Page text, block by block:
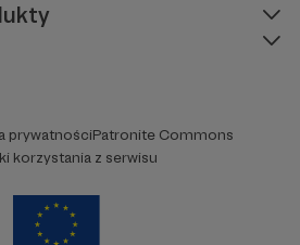
prywatnościPatronite Commons
korzystania z serwisu